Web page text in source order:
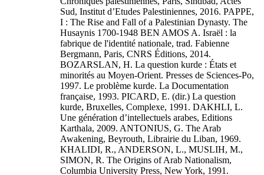
Sud, Institut d’Etudes Palestiniennes, 2016. PAPPE,
I : The Rise and Fall of a Palestinian Dynasty. The
Husaynis 1700-1948 BEN AMOS A. Israël : la
fabrique de l'identité nationale, trad. Fabienne
Bergmann, Paris, CNRS Éditions, 2014.
BOZARSLAN, H. La question kurde : États et
minorités au Moyen-Orient. Presses de Sciences-Po,
1997. Le problème kurde. La Documentation
française, 1993. PICARD, E. (dir.) La question
kurde, Bruxelles, Complexe, 1991. DAKHLI, L.
Une génération d’intellectuels arabes, Editions
Karthala, 2009. ANTONIUS, G. The Arab
Awakening, Beyrouth, Librairie du Liban, 1969.
KHALIDI, R., ANDERSON, L., MUSLIH, M.,
SIMON, R. The Origins of Arab Nationalism,
Columbia University Press, New York, 1991.